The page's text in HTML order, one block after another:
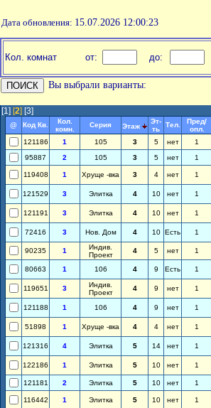
Дата обновления: 15.07.2026 12:00:23
Кол. комнат от: до:
Вы выбрали варианты:
[1] [2] [3]
@ Код Кв.
Кол.
комн.
Серия Этаж
Эт-
ть
Тел.
Пред/
опл.
121186
1 105 3 5 нет 1
95887
2 105 3 5 нет 1
119408 1 Хруще -вка 3 4 нет 1
121529 3 Элитка 4 10 нет 1
121191 3 Элитка 4 10 нет 1
72416 3 Нов. Дом 4 10 Есть 1
90235 1
Индив.
Проект
4 5 нет 1
80663 1 106 4 9 Есть 1
119651 3
Индив.
Проект
4 9 нет 1
121188 1 106 4 9 нет 1
51898 1 Хруще -вка 4 4 нет 1
121316 4 Элитка 5 14 нет 1
122186 1 Элитка 5 10 нет 1
121181 2 Элитка 5 10 нет 1
116442 1 Элитка 5 10 нет 1